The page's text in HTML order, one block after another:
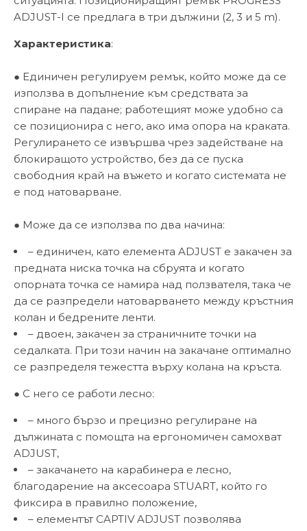
ADJUST-I се предлага в три дължини (2, 3 и 5 m).
Характеристика:
● Единичен регулируем ремък, който може да се
използва в допълнение към средствата за
спиране на падане; работещият може удобно са
се позиционира с него, ако има опора на краката.
Регулирането се извършва чрез задействане на
блокиращото устройство, без да се пуска
свободния край на въжето и когато системата не
е под натоварване.
● Може да се използва по два начина:
– единичен, като елемента ADJUST е закачен за
предната ниска точка на сбруята и когато
опорната точка се намира над ползвателя, така че
да се разпредели натоварването между кръстния
колан и бедрените ленти.
– двоен, закачен за страничните точки на
седалката. При този начин на закачане оптимално
се разпределя тежестта върху колана на кръста.
● С него се работи лесно:
– много бързо и прецизно регулиране на
дължината с помощта на ергономичен самохват
ADJUST,
– закачането на карабинера е лесно,
благодарение на аксесоара STUART, който го
фиксира в правилно положение,
– елементът CAPTIV ADJUST позволява